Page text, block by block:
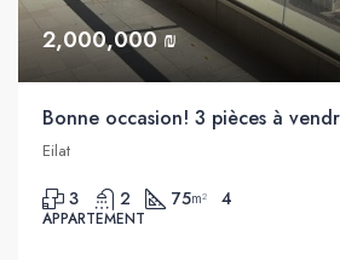
2,000,000 ₪
Eilat
3 2 75m² 4
APPARTEMENT